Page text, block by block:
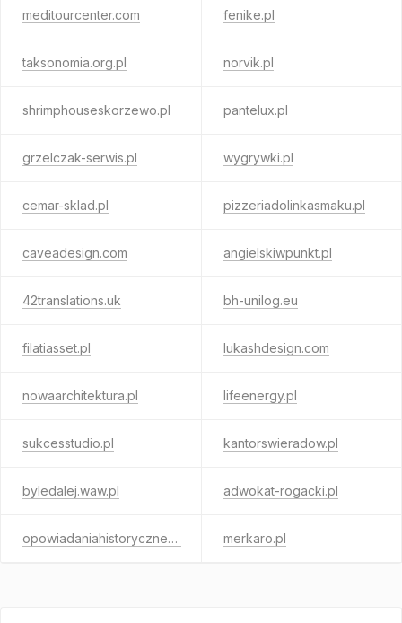
meditourcenter.com fenike.pl
taksonomia.org.pl norvik.pl
shrimphouseskorzewo.pl pantelux.pl
grzelczak-serwis.pl wygrywki.pl
cemar-sklad.pl pizzeriadolinkasmaku.pl
caveadesign.com angielskiwpunkt.pl
42translations.uk bh-unilog.eu
filatiasset.pl lukashdesign.com
nowaarchitektura.pl lifeenergy.pl
sukcesstudio.pl kantorswieradow.pl
byledalej.waw.pl adwokat-rogacki.pl
opowiadaniahistoryczne.pl merkaro.pl